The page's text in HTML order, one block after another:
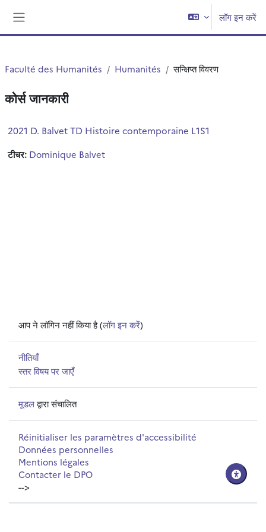
लॉग इन करें
Faculté des Humanités Humanités सन्क्षिप्त विवरण
कोर्स जानकारी
2021 D. Balvet TD Histoire contemporaine L1S1
टीचर: Dominique Balvet
आप ने लॉगिन नहीं किया है (लॉग इन करें)
नीतियाँ
स्तर विषय पर जाएँ
मूडलद्वारा संचालित
Réinitialiser les paramètres d'accessibilité
Données personnelles
Mentions légales
Contacter le DPO
-->